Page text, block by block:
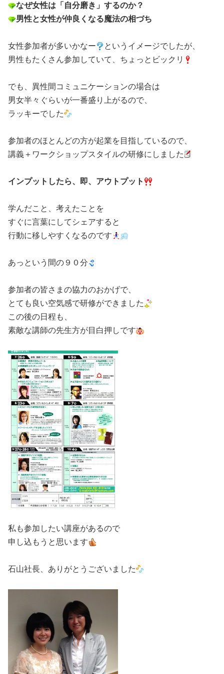
なぜ女性は「自分磨き」するのか？
男性と女性が仲良くなる魔法の相づち
女性参加者が多いかなー
というイメージでしたが、
男性もたくさん参加していて、ちょっとビックリ
でも、異性間コミュニケーションの場合は
男女半々ぐらいが一番盛り上がるので、
ラッキーでした
参加者のほとんどの方が起業を目指しているので、
講義＋ワークショップスタイルの研修にしました
インプットしたら、即、アウトプット
学んだこと、考えたことを
すぐに言葉にしてシェアすると
行動に移しやすくなるのです
あっという間の９０分
参加者の皆さまの協力のおかげで、
とても良い空気感で研修ができました
この後の日程も、
素敵な講師の先生方が目白押しです
私も参加したい講座があるので
申し込もうと思います
石山社長、ありがとうございました